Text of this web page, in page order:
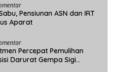
Pensiunan ASN dan IRT
Aparat
Percepat Pemulihan
Darurat Gempa Sigi